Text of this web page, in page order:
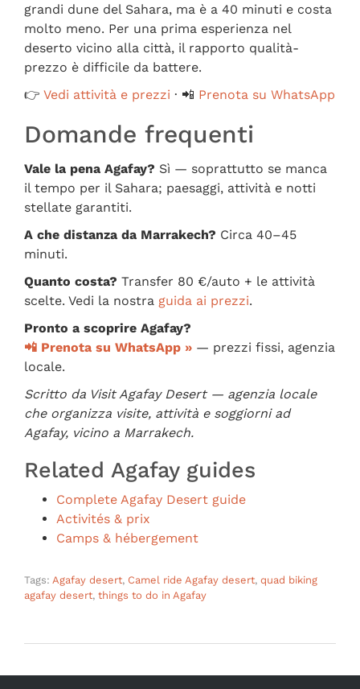
grandi dune del Sahara, ma è a 40 minuti e costa
molto meno. Per una prima esperienza nel
deserto vicino alla città, il rapporto qualità-
prezzo è difficile da battere.
👉 Vedi attività e prezzi · 📲 Prenota su WhatsApp
Domande frequenti
Vale la pena Agafay? Sì — soprattutto se manca
il tempo per il Sahara; paesaggi, attività e notti
stellate garantiti.
A che distanza da Marrakech? Circa 40–45
minuti.
Quanto costa? Transfer 80 €/auto + le attività
scelte. Vedi la nostra guida ai prezzi.
Pronto a scoprire Agafay?
📲 Prenota su WhatsApp » — prezzi fissi, agenzia
locale.
Scritto da Visit Agafay Desert — agenzia locale
che organizza visite, attività e soggiorni ad
Agafay, vicino a Marrakech.
Related Agafay guides
Complete Agafay Desert guide
Activités & prix
Camps & hébergement
Tags: Agafay desert, Camel ride Agafay desert, quad biking
agafay desert, things to do in Agafay